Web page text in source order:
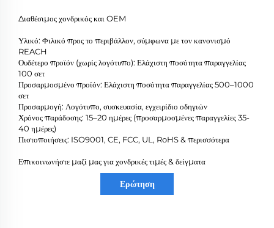
Διαθέσιμος χονδρικός και OEM
Υλικό: Φιλικό προς το περιβάλλον, σύμφωνα με τον κανονισμό
REACH
Ουδέτερο προϊόν (χωρίς λογότυπο): Ελάχιστη ποσότητα παραγγελίας
100 σετ
Προσαρμοσμένο προϊόν: Ελάχιστη ποσότητα παραγγελίας 500–1000
σετ
Προσαρμογή: Λογότυπο, συσκευασία, εγχειρίδιο οδηγιών
Χρόνος παράδοσης: 15–20 ημέρες (προσαρμοσμένες παραγγελίες 35-
40 ημέρες)
Πιστοποιήσεις: ISO9001, CE, FCC, UL, RoHS & περισσότερα
Επικοινωνήστε μαζί μας για χονδρικές τιμές & δείγματα
Ερώτηση